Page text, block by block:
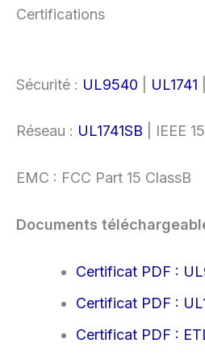
Certifications
Sécurité : UL9540 UL1741
Réseau : UL1741SB | IEEE
EMC : FCC Part 15 ClassB
Documents
Certificat PDF :
Certificat PDF :
Certificat PDF :